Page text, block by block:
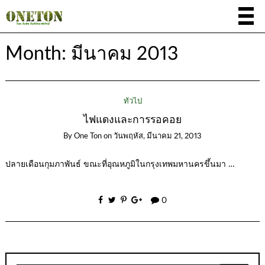
Month: มีนาคม 2013
ทั่วไป
ไฟแดงและการรอคอย
By One Ton on วันพฤหัส, มีนาคม 21, 2013
ปลายเดือนกุมภาพันธ์ ขณะที่อุณหภูมิในกรุงเทพมหานครขึ้นมา …
0